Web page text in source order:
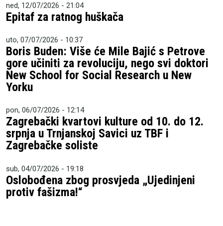
ned, 12/07/2026 - 21:04
Epitaf za ratnog huškača
uto, 07/07/2026 - 10:37
Boris Buden: Više će Mile Bajić s Petrove
gore učiniti za revoluciju, nego svi doktori
New School for Social Research u New
Yorku
pon, 06/07/2026 - 12:14
Zagrebački kvartovi kulture od 10. do 12.
srpnja u Trnjanskoj Savici uz TBF i
Zagrebačke soliste
sub, 04/07/2026 - 19:18
Oslobođena zbog prosvjeda „Ujedinjeni
protiv fašizma!“